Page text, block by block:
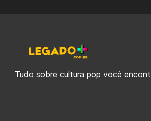
Tudo sobre cultura pop você